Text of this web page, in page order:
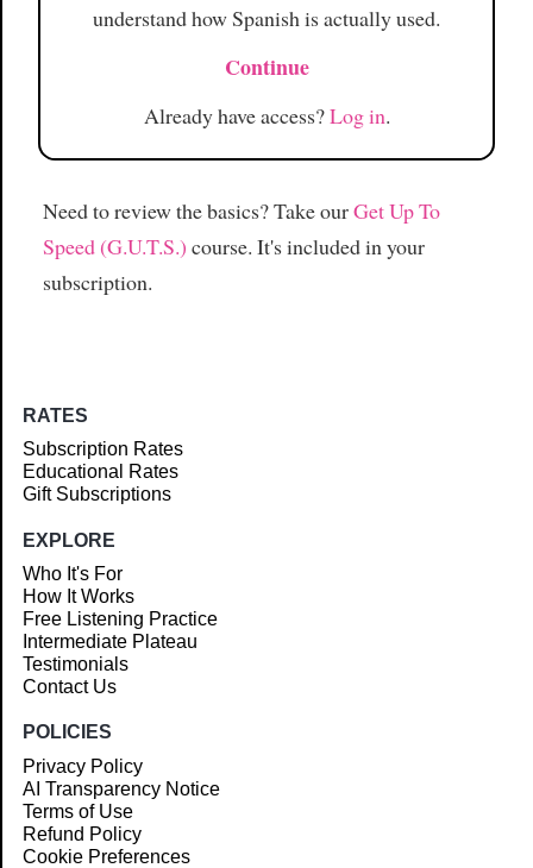
understand how Spanish is actually used.
Continue
Already have access?Log in.
Need to review the basics? Take ourGet Up To
Speed (G.U.T.S.) course. It's included in your
subscription.
RATES
Subscription Rates
Educational Rates
Gift Subscriptions
EXPLORE
Who It's For
How It Works
Free Listening Practice
Intermediate Plateau
Testimonials
Contact Us
POLICIES
Privacy Policy
AI Transparency Notice
Terms of Use
Refund Policy
Cookie Preferences